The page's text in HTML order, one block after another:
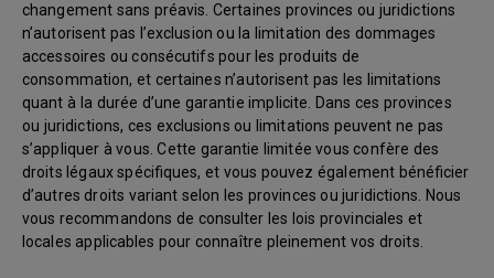
changement sans préavis. Certaines provinces ou juridictions
n’autorisent pas l’exclusion ou la limitation des dommages
accessoires ou consécutifs pour les produits de
consommation, et certaines n’autorisent pas les limitations
quant à la durée d’une garantie implicite. Dans ces provinces
ou juridictions, ces exclusions ou limitations peuvent ne pas
s’appliquer à vous. Cette garantie limitée vous confère des
droits légaux spécifiques, et vous pouvez également bénéficier
d’autres droits variant selon les provinces ou juridictions. Nous
vous recommandons de consulter les lois provinciales et
locales applicables pour connaître pleinement vos droits.